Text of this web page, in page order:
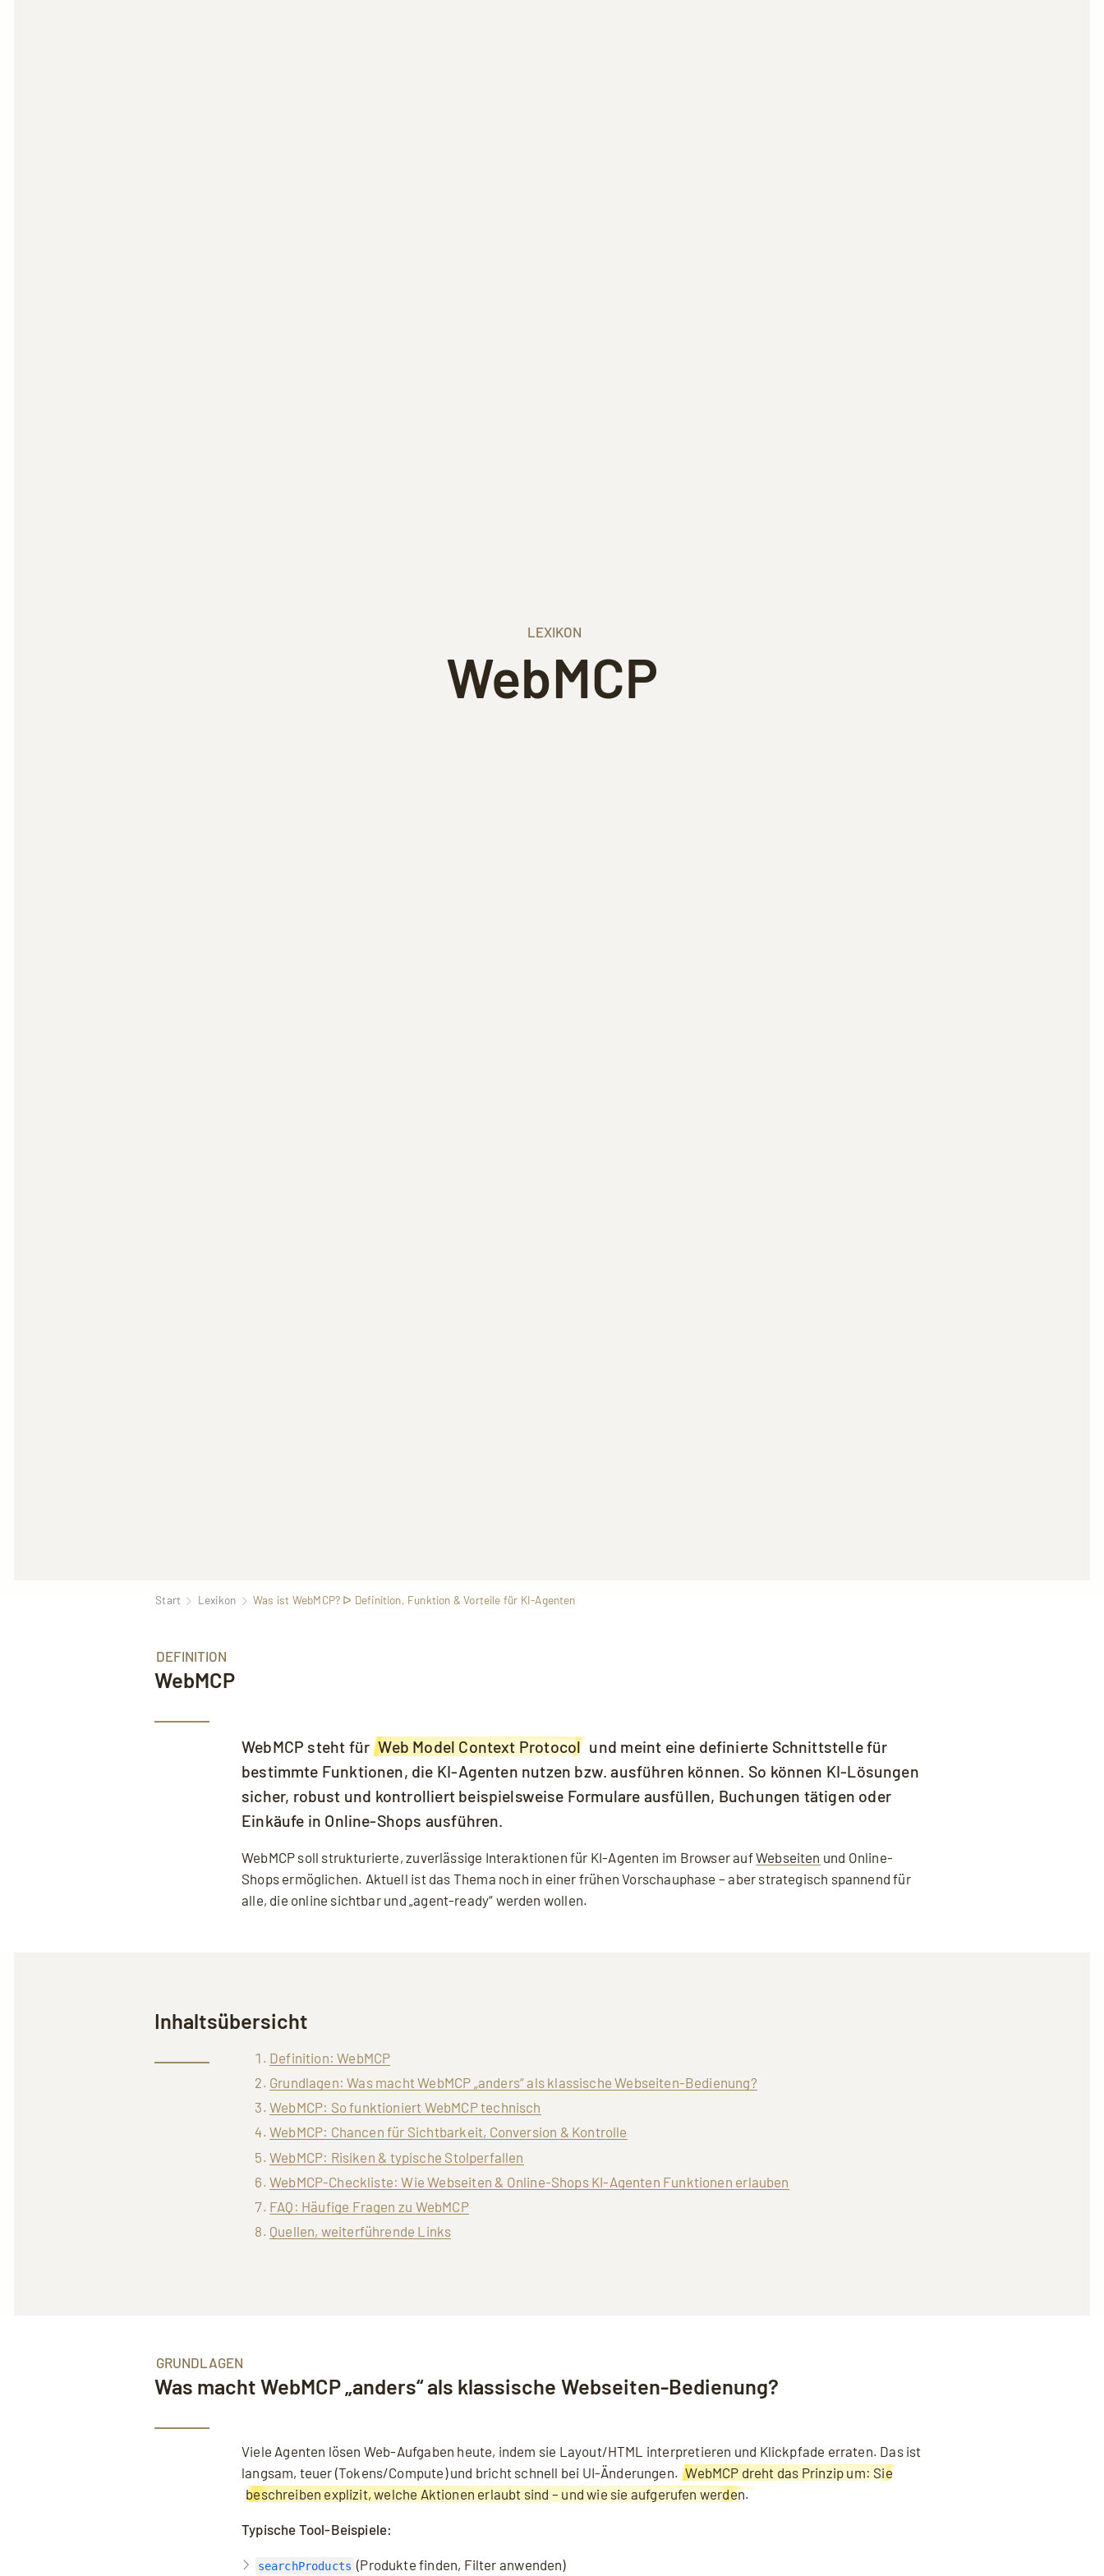
LEXIKON
WebMCP
Start Lexikon Was ist WebMCP? ᐅ Definition, Funktion & Vorteile für KI-Agenten
DEFINITION
WebMCP
WebMCP steht für Web Model Context Protocol und meint eine definierte Schnittstelle für
bestimmte Funktionen, die KI-Agenten nutzen bzw. ausführen können. So können KI-Lösungen
sicher, robust und kontrolliert beispielsweise Formulare ausfüllen, Buchungen tätigen oder
Einkäufe in Online-Shops ausführen.
WebMCP soll strukturierte, zuverlässige Interaktionen für KI-Agenten im Browser aufWebseiten und Online-
Shops ermöglichen. Aktuell ist das Thema noch in einer frühen Vorschauphase – aber strategisch spannend für
alle, die online sichtbar und „agent-ready“ werden wollen.
Inhaltsübersicht
Definition: WebMCP
Grundlagen: Was macht WebMCP „anders“ als klassische Webseiten-Bedienung?
WebMCP: So funktioniert WebMCP technisch
WebMCP: Chancen für Sichtbarkeit, Conversion & Kontrolle
WebMCP: Risiken & typische Stolperfallen
WebMCP-Checkliste: Wie Webseiten & Online-Shops KI-Agenten Funktionen erlauben
FAQ: Häufige Fragen zu WebMCP
Quellen, weiterführende Links
GRUNDLAGEN
Was macht WebMCP „anders“ als klassische Webseiten-Bedienung?
Viele Agenten lösen Web-Aufgaben heute, indem sie Layout/HTML interpretieren und Klickpfade erraten. Das ist
langsam, teuer (Tokens/Compute) und bricht schnell bei UI-Änderungen. WebMCP dreht das Prinzip um: Sie
beschreiben explizit, welche Aktionen erlaubt sind – und wie sie aufgerufen werden.
Typische Tool-Beispiele:
searchProducts (Produkte finden, Filter anwenden)
Mit dem Aufruf des Videos erklären Sie sich einverstanden, dass Ihre Daten an YouTube übermittelt werden und Sie die